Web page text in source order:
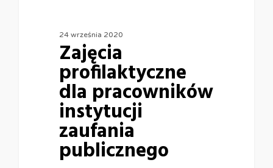
24 września 2020
Zajęcia
profilaktyczne
dla pracowników
instytucji
zaufania
publicznego